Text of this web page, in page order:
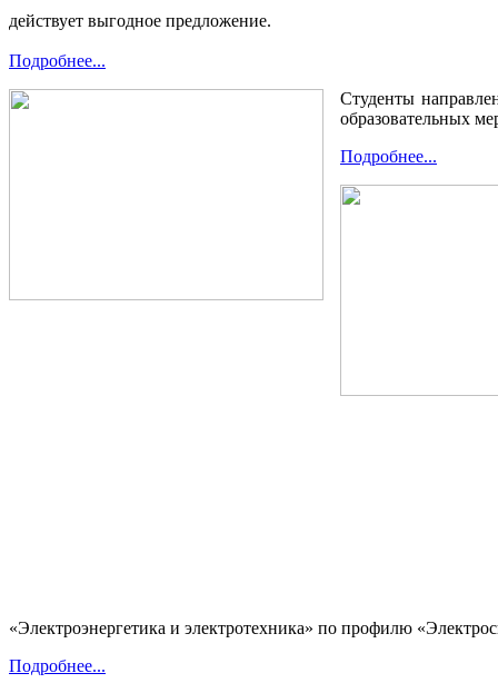
действует выгодное предложение.
Подробнее...
Студенты
образовательных
Подробнее...
«Электроэнергетика и электротехника» по профилю
Подробнее...